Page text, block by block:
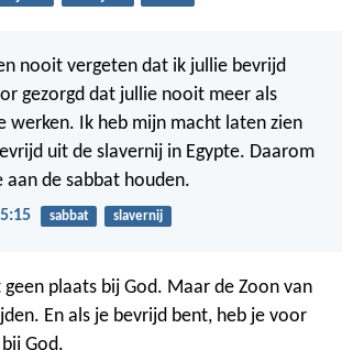
nooit vergeten dat ik jullie bevrijd
gezorgd dat jullie nooit meer als
werken. Ik heb mijn macht laten zien
uit de slavernij in Egypte. Daarom
de sabbat houden.
sabbat slavernij
plaats bij God. Maar de Zoon van
En als je bevrijd bent, heb je voor
God.